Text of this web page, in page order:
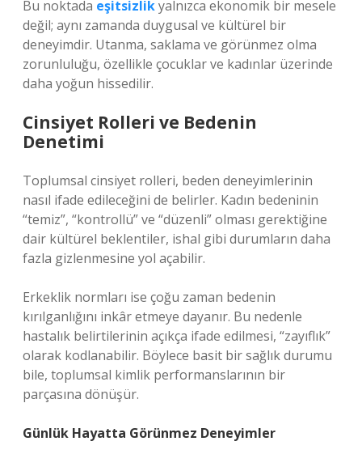
Bu noktada eşitsizlikyalnızca ekonomik bir mesele
değil; aynı zamanda duygusal ve kültürel bir
deneyimdir. Utanma, saklama ve görünmez olma
zorunluluğu, özellikle çocuklar ve kadınlar üzerinde
daha yoğun hissedilir.
Cinsiyet Rolleri ve Bedenin
Denetimi
Toplumsal cinsiyet rolleri, beden deneyimlerinin
nasıl ifade edileceğini de belirler. Kadın bedeninin
“temiz”, “kontrollü” ve “düzenli” olması gerektiğine
dair kültürel beklentiler, ishal gibi durumların daha
fazla gizlenmesine yol açabilir.
Erkeklik normları ise çoğu zaman bedenin
kırılganlığını inkâr etmeye dayanır. Bu nedenle
hastalık belirtilerinin açıkça ifade edilmesi, “zayıflık”
olarak kodlanabilir. Böylece basit bir sağlık durumu
bile, toplumsal kimlik performanslarının bir
parçasına dönüşür.
Günlük Hayatta Görünmez Deneyimler